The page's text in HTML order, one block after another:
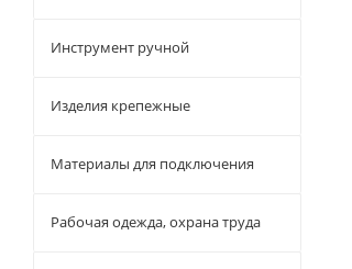
Инструмент ручной
Изделия крепежные
Материалы для подключения
Рабочая одежда, охрана труда